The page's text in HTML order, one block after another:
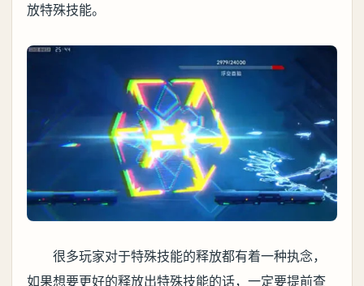
放特殊技能。
很多玩家对于特殊技能的释放都有着一种执念，
如果想要更好的释放出特殊技能的话，一定要提前查